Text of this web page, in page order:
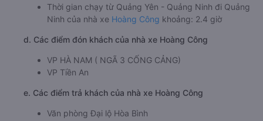
Thời gian chạy từ Quảng Yên - Quảng Ninh đi Quảng
Ninh của nhà xe Hoàng Công khoảng: 2.4 giờ
d. Các điểm đón khách của nhà xe Hoàng Công
VP HÀ NAM ( NGÃ 3 CỐNG CẢNG)
VP Tiền An
e. Các điểm trả khách của nhà xe Hoàng Công
Văn phòng Đại lộ Hòa Bình